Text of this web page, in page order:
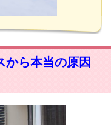
から本当の原因